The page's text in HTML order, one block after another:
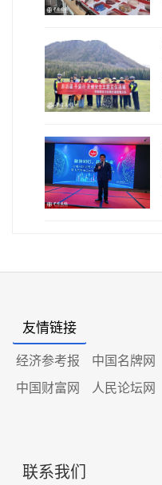
友情链接
经济参考报 中国名牌网
中国财富网
人民论坛网
联系我们